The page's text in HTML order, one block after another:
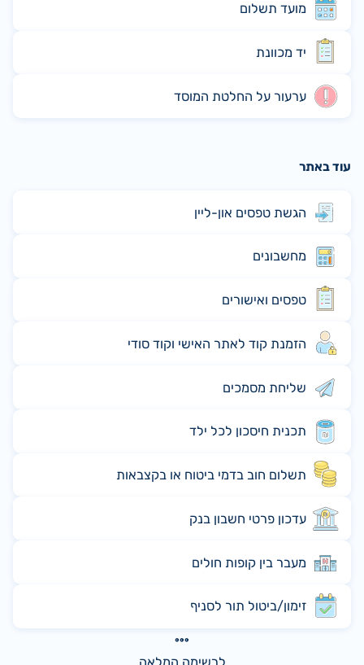
מועד תשלום
יד מכוונת
ערעור על החלטת המוסד
עוד באתר
הגשת טפסים און-ליין
מחשבונים
טפסים ואישורים
הזמנת קוד לאתר האישי וקוד סודי
שליחת מסמכים
תכנית חיסכון לכל ילד
תשלום חוב בדמי ביטוח או בקצבאות
עדכון פרטי חשבון בנק
מעבר בין קופות חולים
זימון/ביטול תור לסניף